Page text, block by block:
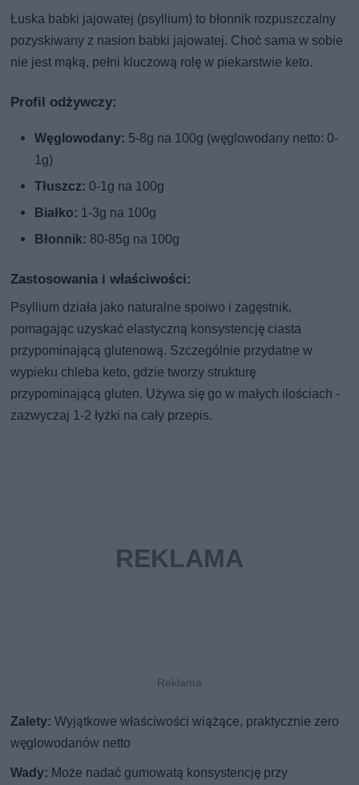
Łuska babki jajowatej (psyllium) to błonnik rozpuszczalny
pozyskiwany z nasion babki jajowatej. Choć sama w sobie
nie jest mąką, pełni kluczową rolę w piekarstwie keto.
Profil odżywczy:
Węglowodany: 5-8g na 100g (węglowodany netto: 0-
1g)
Tłuszcz: 0-1g na 100g
Białko: 1-3g na 100g
Błonnik: 80-85g na 100g
Zastosowania i właściwości:
Psyllium działa jako naturalne spoiwo i zagęstnik,
pomagając uzyskać elastyczną konsystencję ciasta
przypominającą glutenową. Szczególnie przydatne w
wypieku chleba keto, gdzie tworzy strukturę
przypominającą gluten. Używa się go w małych ilościach -
zazwyczaj 1-2 łyżki na cały przepis.
Zalety: Wyjątkowe właściwości wiążące, praktycznie zero
węglowodanów netto
Wady: Może nadać gumowatą konsystencję przy